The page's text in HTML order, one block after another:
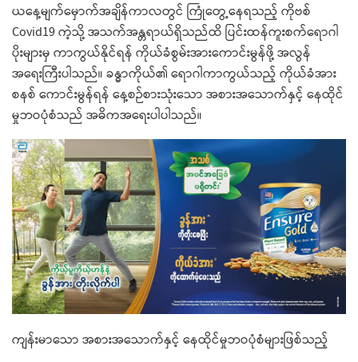
ယနေ့မျက်မှောက်အချိန်ကာလတွင် ကြုံတွေ့နေရသည့် ကိုဗစ်
Covid19 ကဲ့သို့ အသက်အန္တရာယ်ရှိသည်ထိ ပြင်းထန်ကူးစက်ရောဂါ
ပိုးများမှ ကာကွယ်နိုင်ရန် ကိုယ်ခံစွမ်းအားကောင်းမွန်ဖို့ အလွန်
အရေးကြီးပါသည်။ ခန္ဓာကိုယ်၏ ရောဂါကာကွယ်သည့် ကိုယ်ခံအား
စနစ် ကောင်းမွန်ရန် နေ့စဉ်စားသုံးသော အစားအသောက်နှင့် နေထိုင်
မှုဘဝပုံစံသည် အဓိကအရေးပါပါသည်။
ကျန်းမာသော အစားအသောက်နှင့် နေထိုင်မှုဘဝပုံစံများဖြစ်သည့်